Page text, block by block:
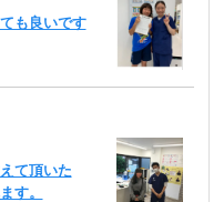
も良いです
て頂いた
す。